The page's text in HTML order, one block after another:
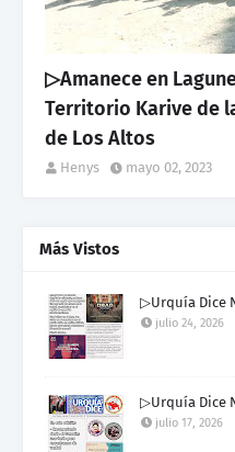
▷Amanece en
Territorio Karive de
de Los Altos
Henys mayo 02, 2023
Más Vistos
▷Urquía Dice
julio 24, 2026
▷Urquía Dice
julio 17, 2026